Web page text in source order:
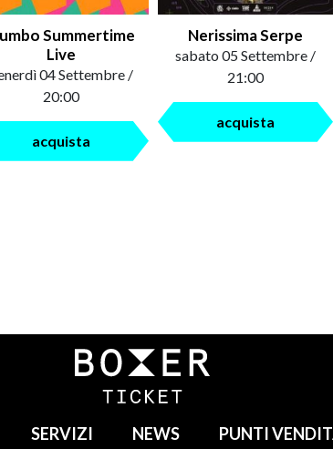
Summertime
Live
04 Settembre /
20:00
acquista
Nerissima Serpe
sabato 05 Settembre /
21:00
acquista
SERVIZI NEWS PUNTI